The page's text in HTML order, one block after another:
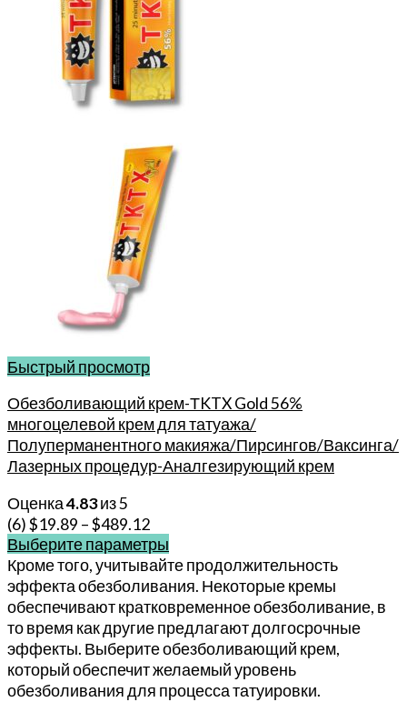
Быстрый просмотр
Обезболивающий крем-ТKTX Gold 56%
многоцелевой крем для татуажа/
Полуперманентного макияжа/Пирсингов/Ваксинга/
Лазерных процедур-Аналгезирующий крем
Оценка4.83из 5
(6)$19.89 –$489.12
Выберите параметры
Этот
товар
имеет
несколько
вариаций.
Опции
можно
Кроме того, учитывайте продолжительность
эффекта обезболивания. Некоторые кремы
обеспечивают кратковременное обезболивание, в
то время как другие предлагают долгосрочные
эффекты. Выберите обезболивающий крем,
который обеспечит желаемый уровень
обезболивания для процесса татуировки.